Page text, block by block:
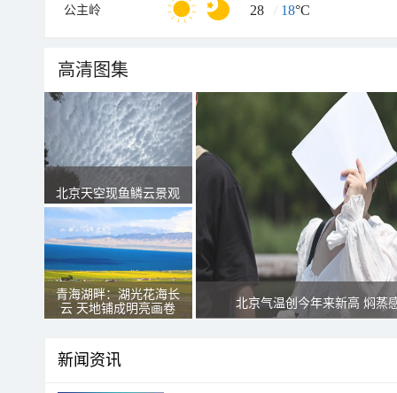
公主岭 28 / 18°C
高清图集
北京天空现鱼鳞云景观
青海湖畔：湖光花海长
云 天地铺成明亮画卷
北京气温创今年来新高 焖蒸
新闻资讯